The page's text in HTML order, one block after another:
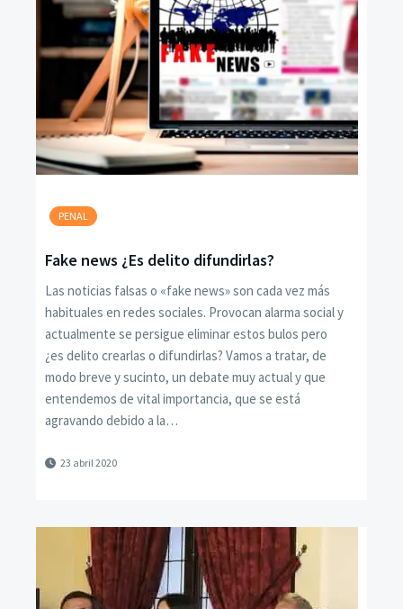
PENAL
Fake news ¿Es delito difundirlas?
Las noticias falsas o «fake news» son cada vez más
habituales en redes sociales. Provocan alarma social y
actualmente se persigue eliminar estos bulos pero
¿es delito crearlas o difundirlas? Vamos a tratar, de
modo breve y sucinto, un debate muy actual y que
entendemos de vital importancia, que se está
agravando debido a la…
23 abril 2020